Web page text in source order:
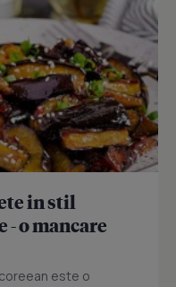
in stil
- o mancare
este o